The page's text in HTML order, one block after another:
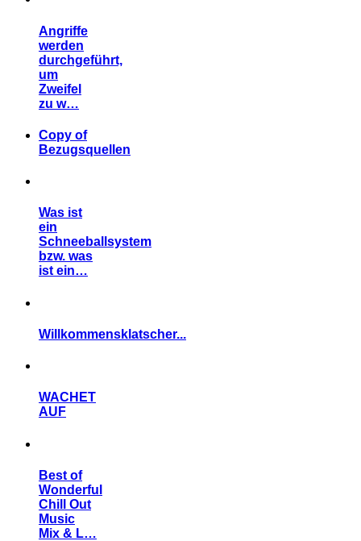
Angriffe
werden
durchgeführt,
um
Zweifel
zu w…
Copy of
Bezugsquellen
Was ist
ein
Schneeballsystem
bzw. was
ist ein…
Willkommensklatscher...
WACHET
AUF
Best of
Wonderful
Chill Out
Music
Mix & L…